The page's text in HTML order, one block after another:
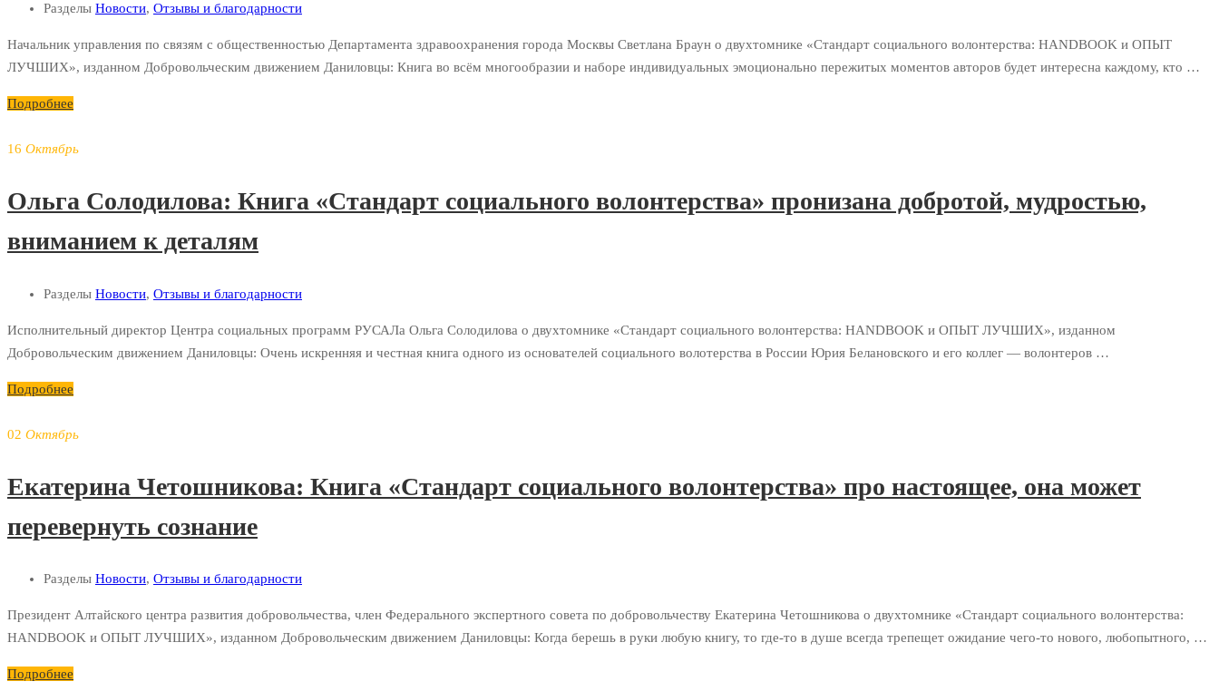
Разделы Новости, Отзывы и благодарности
Начальник управления по связям с общественностью Департамента здравоохранения города Москвы Светлана Браун о двухтомнике «Стандарт социального волонтерства: HANDBOOK и ОПЫТ
ЛУЧШИХ», изданном Добровольческим движением Даниловцы: Книга во всём многообразии и наборе индивидуальных эмоционально пережитых моментов авторов будет интересна каждому, кто …
Подробнее
16 Октябрь
Ольга Солодилова: Книга «Стандарт социального волонтерства» пронизана добротой, мудростью,
вниманием к деталям
Разделы Новости, Отзывы и благодарности
Исполнительный директор Центра социальных программ РУСАЛа Ольга Солодилова о двухтомнике «Стандарт социального волонтерства: HANDBOOK и ОПЫТ ЛУЧШИХ», изданном
Добровольческим движением Даниловцы: Очень искренняя и честная книга одного из основателей социального волотерства в России Юрия Белановского и его коллег — волонтеров …
Подробнее
02 Октябрь
Екатерина Четошникова: Книга «Стандарт социального волонтерства» про настоящее, она может
перевернуть сознание
Разделы Новости, Отзывы и благодарности
Президент Алтайского центра развития добровольчества, член Федерального экспертного совета по добровольчеству Екатерина Четошникова о двухтомнике «Стандарт социального волонтерства:
HANDBOOK и ОПЫТ ЛУЧШИХ», изданном Добровольческим движением Даниловцы: Когда берешь в руки любую книгу, то где-то в душе всегда трепещет ожидание чего-то нового, любопытного, …
Подробнее